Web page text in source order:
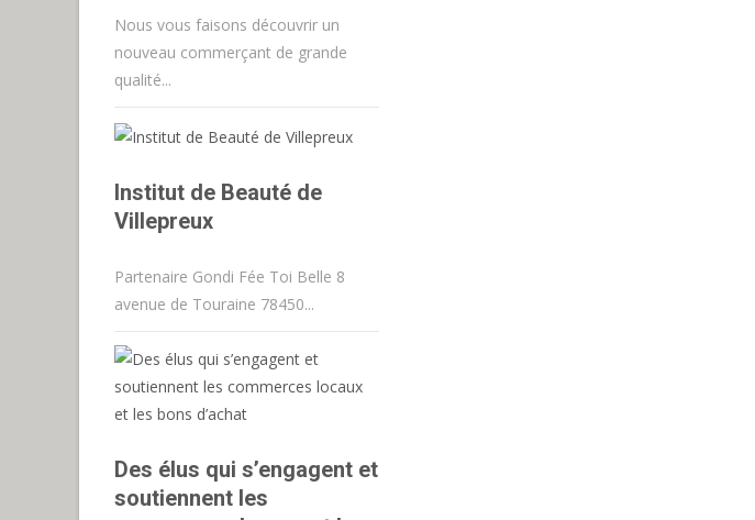
Nous vous faisons découvrir un
nouveau commerçant de grande
qualité...
Institut de Beauté de
Villepreux
Partenaire Gondi Fée Toi Belle 8
avenue de Touraine 78450...
Des élus qui s’engagent et
soutiennent les